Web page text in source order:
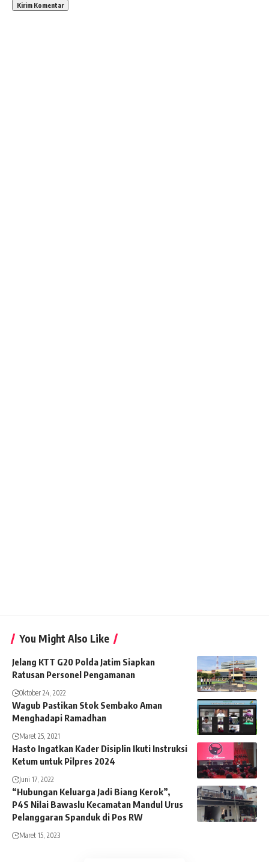
You Might Also Like
Jelang KTT G20 Polda Jatim Siapkan
Ratusan Personel Pengamanan
Oktober 24, 2022
Wagub Pastikan Stok Sembako Aman
Menghadapi Ramadhan
Maret 25, 2021
Hasto Ingatkan Kader Disiplin Ikuti Instruksi
Ketum untuk Pilpres 2024
Juni 17, 2022
“Hubungan Keluarga Jadi Biang Kerok”,
P4S Nilai Bawaslu Kecamatan Mandul Urus
Pelanggaran Spanduk di Pos RW
Maret 15, 2023